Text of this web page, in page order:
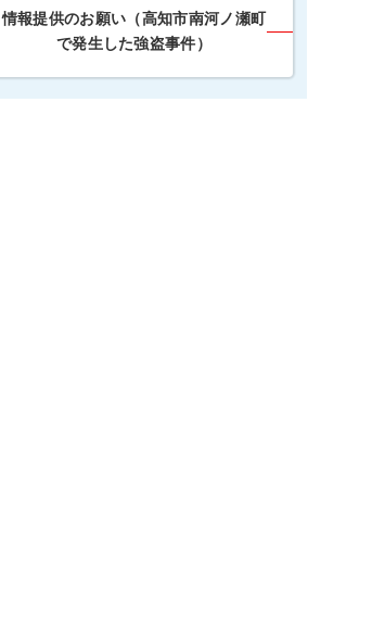
情報提供のお願い（高知市南河ノ瀬町
で発生した強盗事件）